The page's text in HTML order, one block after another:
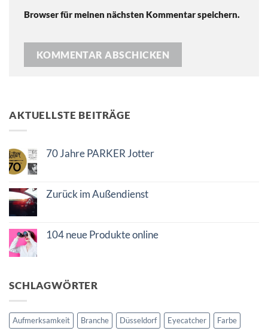
Browser für meinen nächsten Kommentar speichern.
AKTUELLSTE BEITRÄGE
70 Jahre PARKER Jotter
70
Jahre
Zurück im Außendienst
Zurück
im
104 neue Produkte online
neue
Produkte
SCHLAGWÖRTER
Aufmerksamkeit Branche Düsseldorf Eyecatcher Farbe